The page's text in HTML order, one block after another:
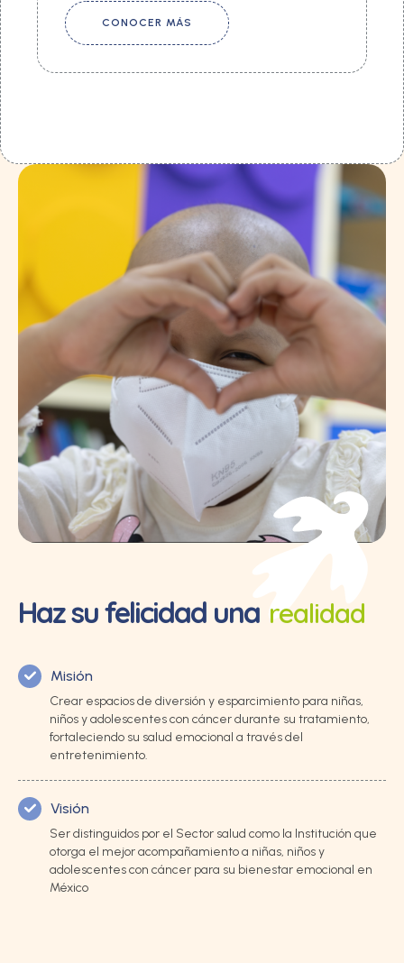
CONOCER MÁS
Haz su felicidad una realidad
Misión
Crear espacios de diversión y esparcimiento para niñas,
niños y adolescentes con cáncer durante su tratamiento,
fortaleciendo su salud emocional a través del
entretenimiento.
Visión
Ser distinguidos por el Sector salud como la Institución que
otorga el mejor acompañamiento a niñas, niños y
adolescentes con cáncer para su bienestar emocional en
México